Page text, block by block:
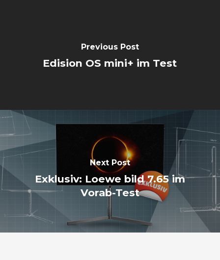
Previous Post
Edision OS mini+ im Test
Next Post
Exklusiv: Loewe bild 7.65 im
Vorab-Test